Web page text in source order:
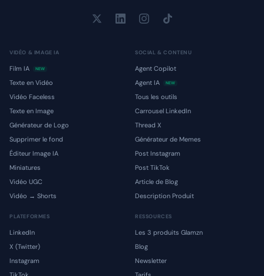
VIDÉO & IMAGE IA
Film IA NEW
Texte en Vidéo
Vidéo Faceless
Texte en Image
Générateur de Logo
Supprimer le fond
Éditeur Image IA
Miniatures
Vidéo UGC
Vidéo → Shorts
SOCIAL & CONTENU
Agent Copilot
Agent IA
NEW
Tous les outils
Carrousel LinkedIn
Thread X
Générateur de Memes
Post Instagram
Post TikTok
Article de Blog
Description Produit
PLATEFORMES
LinkedIn
X (Twitter)
Instagram
RESSOURCES
Les 3 produits Glamzn
Blog
Newsletter